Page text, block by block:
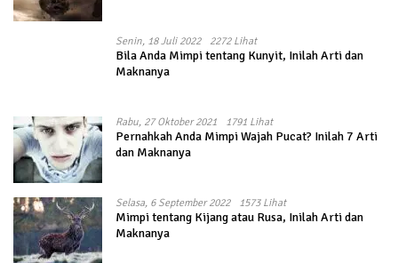
Senin, 18 Juli 2022 2272 Lihat
Bila Anda Mimpi tentang Kunyit, Inilah Arti dan
Maknanya
Rabu, 27 Oktober 2021 1791 Lihat
Pernahkah Anda Mimpi Wajah Pucat? Inilah 7 Arti
dan Maknanya
Selasa, 6 September 2022 1573 Lihat
Mimpi tentang Kijang atau Rusa, Inilah Arti dan
Maknanya